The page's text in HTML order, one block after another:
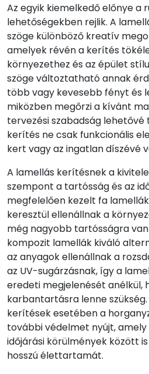
Az egyik kiemelkedő előnye a
lehetőségekben rejlik. A
szöge különböző kreatív
amelyek révén a kerítés
környezethez és az épület
szöge változtatható annak
több vagy kevesebb fényt és
miközben megőrzi a kívánt
tervezési szabadság lehetővé
kerítés ne csak funkcionális
kert vagy az ingatlan díszévé
A lamellás kerítésnek a
szempont a tartósság és az
megfelelően kezelt fa
keresztül ellenállnak a
még nagyobb tartósságra
kompozit lamellák kiváló
az anyagok ellenállnak a
az UV-sugárzásnak, így a
eredeti megjelenését anélkül,
karbantartásra lenne
kerítések esetében a
további védelmet nyújt,
időjárási körülmények között
hosszú élettartamát.